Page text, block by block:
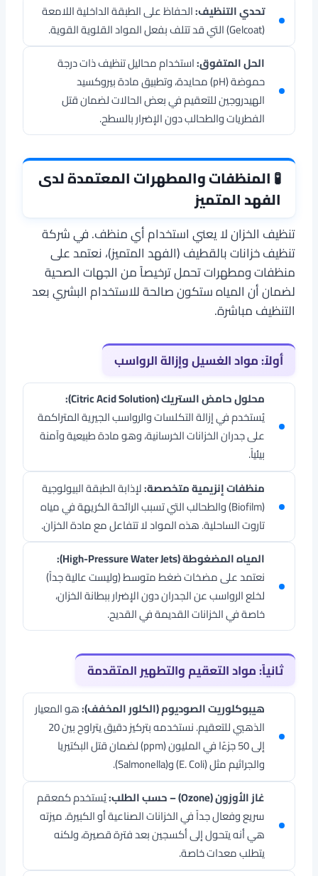
تحدي التنظيف:الحفاظ على الطبقة الداخلية اللامعة
(Gelcoat) التي قد تتلف بفعل المواد القلوية القوية.
الحل المتفوق:استخدام محاليل تنظيف ذات درجة
حموضة (pH) محايدة، وتطبيق مادة بيروكسيد
الهيدروجين للتعقيم في بعض الحالات لضمان قتل
الفطريات والطحالب دون الإضرار بالسطح.
🧪 المنظفات والمطهرات المعتمدة لدى
الفهد المتميز
تنظيف الخزان لا يعني استخدام أي منظف. في شركة
تنظيف خزانات بالقطيف (الفهد المتميز)، نعتمد على
منظفات ومطهرات تحمل ترخيصاً من الجهات الصحية
لضمان أن المياه ستكون صالحة للاستخدام البشري بعد
التنظيف مباشرة.
أولاً: مواد الغسيل وإزالة الرواسب
محلول حامض الستريك (Citric Acid Solution):
يُستخدم في إزالة التكلسات والرواسب الجيرية المتراكمة
على جدران الخزانات الخرسانية، وهو مادة طبيعية وآمنة
بيئياً.
منظفات إنزيمية متخصصة:لإذابة الطبقة البيولوجية
(Biofilm) والطحالب التي تسبب الرائحة الكريهة في مياه
تاروت الساحلية. هذه المواد لا تتفاعل مع مادة الخزان.
المياه المضغوطة (High-Pressure Water Jets):
نعتمد على مضخات ضغط متوسط (وليست عالية جداً)
لخلع الرواسب عن الجدران دون الإضرار ببطانة الخزان،
خاصة في الخزانات القديمة في القديح.
ثانياً: مواد التعقيم والتطهير المتقدمة
هيبوكلوريت الصوديوم (الكلور المخفف):هو المعيار
الذهبي للتعقيم. نستخدمه بتركيز دقيق يتراوح بين 20
إلى 50 جزءًا في المليون (ppm) لضمان قتل البكتيريا
والجراثيم مثل (E. Coli) و(Salmonella).
غاز الأوزون (Ozone) – حسب الطلب:
يُستخدم كمعقم
سريع وفعال جداً في الخزانات الصناعية أو الكبيرة. ميزته
هي أنه يتحول إلى أكسجين بعد فترة قصيرة، ولكنه
يتطلب معدات خاصة.